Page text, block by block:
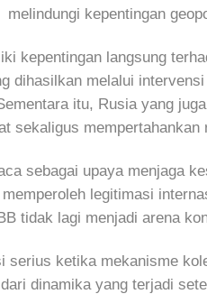
melindungi kepentingan
kepentingan langsung
dihasilkan melalui
itu, Rusia yang
sekaligus
sebagai upaya menjaga
legitimasi
tidak lagi menjadi arena
serius ketika mekanisme
dinamika yang terjadi